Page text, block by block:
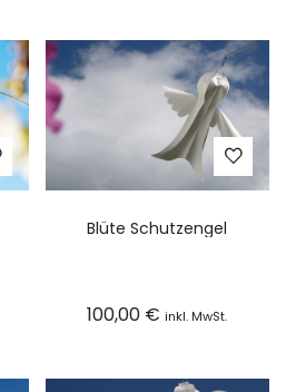
Blüte Schutzengel
100,00 € inkl. MwSt.